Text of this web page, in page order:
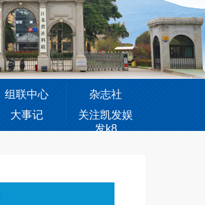
组联中心
杂志社
大事记
关注凯发娱
发k8